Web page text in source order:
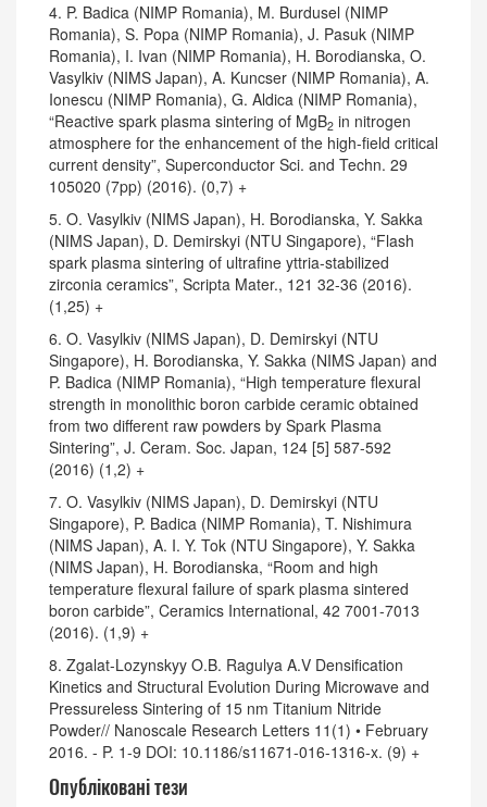
4. P. Badica (NIMP Romania), M. Burdusel (NIMP
Romania), S. Popa (NIMP Romania), J. Pasuk (NIMP
Romania), I. Ivan (NIMP Romania), H. Borodianska, O.
Vasylkiv (NIMS Japan), A. Kuncser (NIMP Romania), A.
Ionescu (NIMP Romania), G. Aldica (NIMP Romania),
“Reactive spark plasma sintering of MgB2 in nitrogen
atmosphere for the enhancement of the high-field critical
current density”, Superconductor Sci. and Techn. 29
105020 (7pp) (2016). (0,7) +
5. O. Vasylkiv (NIMS Japan), H. Borodianska, Y. Sakka
(NIMS Japan), D. Demirskyi (NTU Singapore), “Flash
spark plasma sintering of ultrafine yttria-stabilized
zirconia ceramics”, Scripta Mater., 121 32-36 (2016).
(1,25) +
6. O. Vasylkiv (NIMS Japan), D. Demirskyi (NTU
Singapore), H. Borodianska, Y. Sakka (NIMS Japan) and
P. Badica (NIMP Romania), “High temperature flexural
strength in monolithic boron carbide ceramic obtained
from two different raw powders by Spark Plasma
Sintering”, J. Ceram. Soc. Japan, 124 [5] 587-592
(2016) (1,2) +
7. O. Vasylkiv (NIMS Japan), D. Demirskyi (NTU
Singapore), P. Badica (NIMP Romania), T. Nishimura
(NIMS Japan), A. I. Y. Tok (NTU Singapore), Y. Sakka
(NIMS Japan), H. Borodianska, “Room and high
temperature flexural failure of spark plasma sintered
boron carbide”, Ceramics International, 42 7001-7013
(2016). (1,9) +
8. Zgalat-Lozynskyy O.B. Ragulya A.V Densification
Kinetics and Structural Evolution During Microwave and
Pressureless Sintering of 15 nm Titanium Nitride
Powder// Nanoscale Research Letters 11(1) • February
2016. - P. 1-9 DOI: 10.1186/s11671-016-1316-x. (9) +
Опубліковані тези